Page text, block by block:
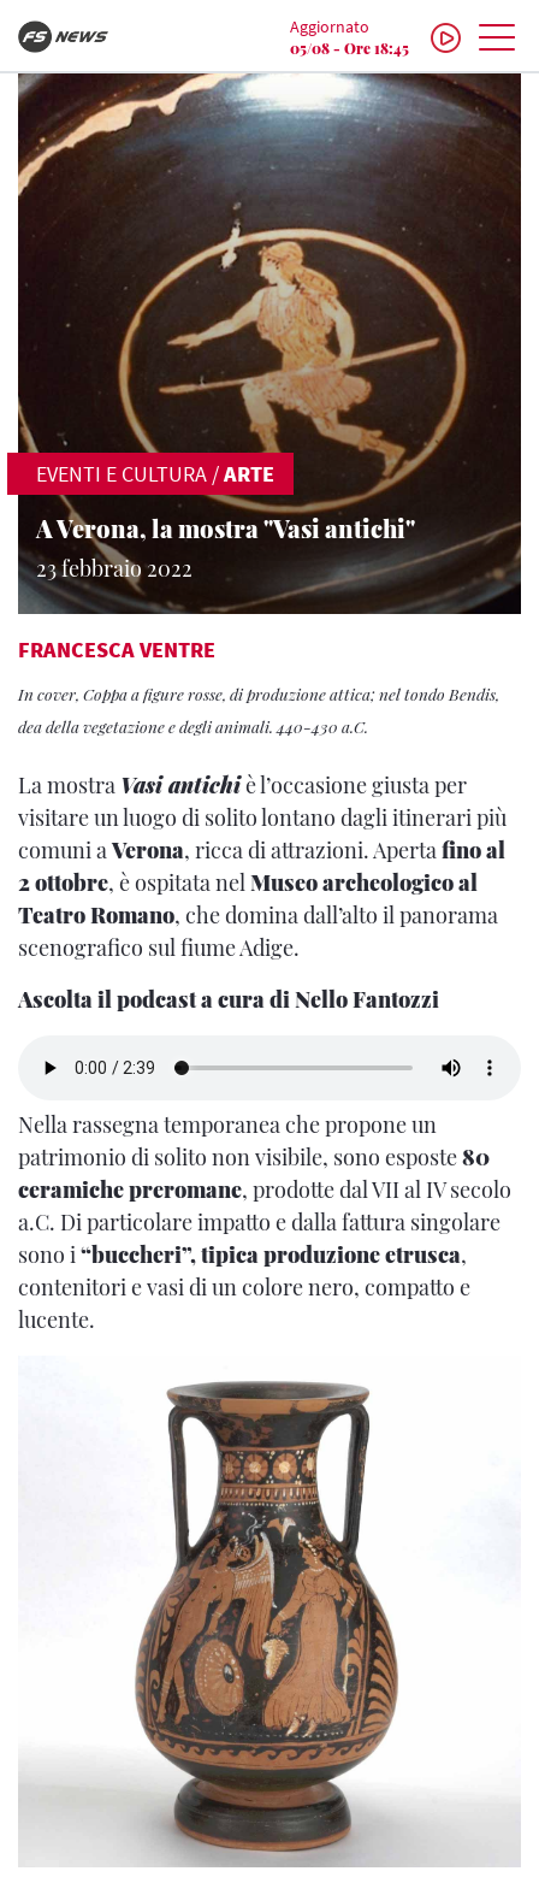
Aggiornato
05/08 - Ore 18:45
EVENTI E CULTURA /ARTE
A Verona, la mostra "Vasi antichi"
23 febbraio 2022
FRANCESCA VENTRE
In cover, Coppa a figure rosse, di produzione attica; nel tondo Bendis,
dea della vegetazione e degli animali. 440-430 a.C.
La mostra Vasi antichiè l’occasione giusta per
visitare un luogo di solito lontano dagli itinerari più
comuni aVerona, ricca di attrazioni. Apertafino al
2 ottobre, è ospitata nelMuseo archeologico al
Teatro Romano, che domina dall’alto il panorama
scenografico sul fiume Adige.
Ascolta il podcast a cura di Nello Fantozzi
Nella rassegna temporanea che propone un
patrimonio di solito non visibile, sono esposte80
ceramiche preromane, prodotte dal VII al IV secolo
a.C. Di particolare impatto edalla fattura singolare
sono i“buccheri”, tipica produzione etrusca,
contenitori e vasi di un colore nero, compatto e
lucente.